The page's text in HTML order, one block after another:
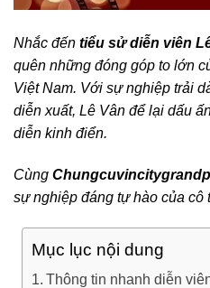
Nhắc đến tiểu sử diễn viên
quên những đóng góp to lớn
Việt Nam. Với sự nghiệp trải
diễn xuất, Lê Vân để lại dấu
diễn kinh điển.
Cùng
sự nghiệp đáng tự hào của cô
Mục lục nội dung
Thông tin nhanh diễn